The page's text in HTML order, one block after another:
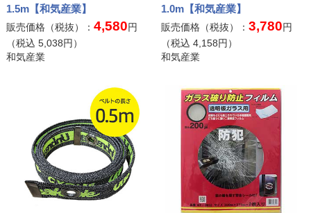
1.5m【和気産業】
販売価格（税抜）： 4,580円
（税込 5,038円）
和気産業
1.0m【和気産業】
販売価格（税抜）：3,780円
（税込4,158円）
和気産業